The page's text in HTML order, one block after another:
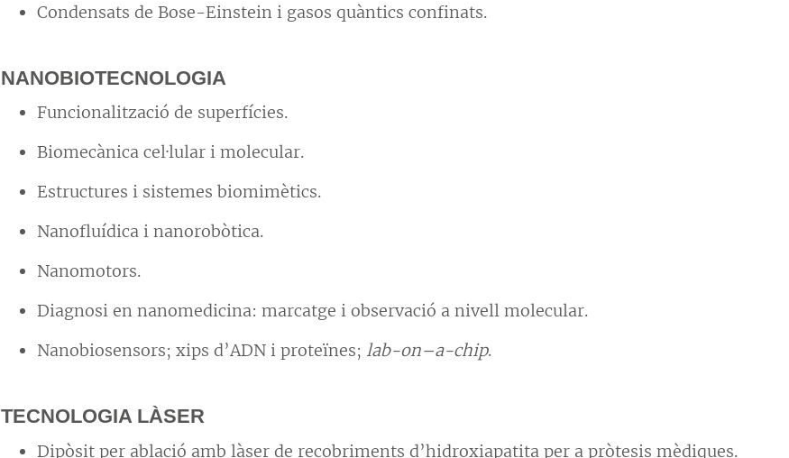
Condensats de Bose-Einstein i gasos quàntics confinats.
NANOBIOTECNOLOGIA
Funcionalització de superfícies.
Biomecànica cel·lular i molecular.
Estructures i sistemes biomimètics.
Nanofluídica i nanorobòtica.
Nanomotors.
Diagnosi en nanomedicina: marcatge i observació a nivell molecular.
Nanobiosensors; xips d’ADN i proteïnes;lab-on–a-chip.
TECNOLOGIA LÀSER
Dipòsit per ablació amb làser de recobriments d’hidroxiapatita per a pròtesis mèdiques.